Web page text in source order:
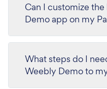
Can I customize
Demo app on my
What steps do I
Weebly Demo to